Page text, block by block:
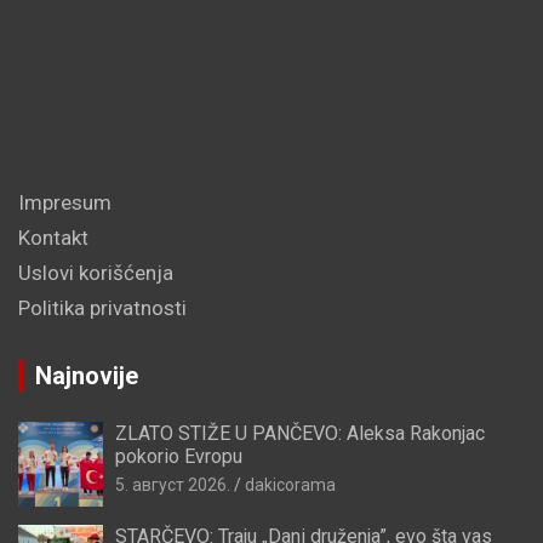
Impresum
Kontakt
Uslovi korišćenja
Politika privatnosti
Najnovije
ZLATO STIŽE U PANČEVO: Aleksa Rakonjac
pokorio Evropu
5. август 2026. dakicorama
STARČEVO: Traju „Dani druženja”, evo šta vas